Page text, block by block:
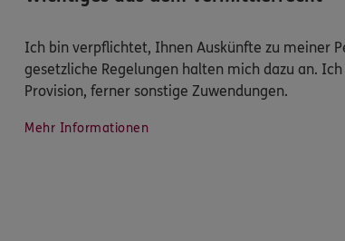
Ich bin verpflichtet, Ihnen Auskünfte zu meiner
gesetzliche Regelungen halten mich dazu an.
Provision, ferner sonstige Zuwendungen.
Mehr Informationen